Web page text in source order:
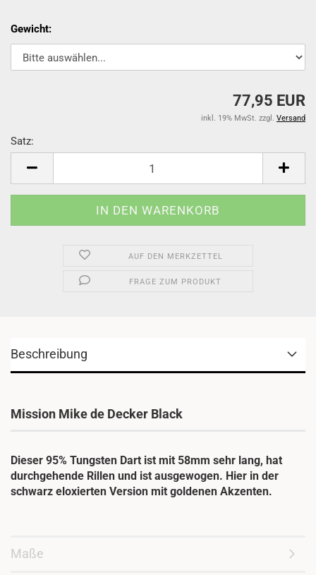
Gewicht:
77,95 EUR
inkl. 19% MwSt. zzgl. Versand
Satz:
AUF DEN MERKZETTEL
FRAGE ZUM PRODUKT
Beschreibung
Mission Mike de Decker Black
Dieser 95% Tungsten Dart ist mit 58mm sehr lang, hat
durchgehende Rillen und ist ausgewogen. Hier in der
schwarz eloxierten Version mit goldenen Akzenten.
Maße